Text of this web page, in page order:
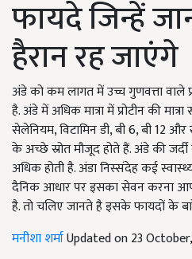
फायदे जिन्हें
हैरान रह जाएंगे
अंडे को कम लागत में उच्च गुणवत्ता वाले
है. अंडे में अधिक मात्रा में प्रोटीन की
सेलेनियम, विटामिन डी, बी 6, बी 12
के अच्छे स्रोत मौजूद होते हैं. अंडे की
अधिक होती है. अंडा निस्संदेह कई
दैनिक आधार पर इसका सेवन करना
है. तो चलिए जानते है इसके फायदों के
मनीशा शर्माUpdated on 23